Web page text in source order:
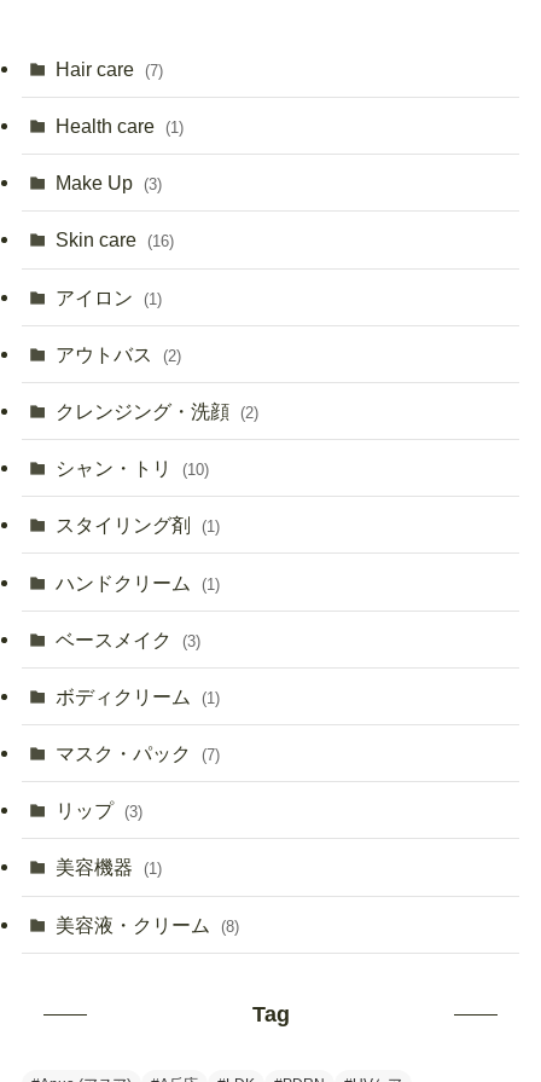
Hair care (7)
Health care (1)
Make Up (3)
Skin care (16)
アイロン (1)
アウトバス (2)
クレンジング・洗顔 (2)
シャン・トリ (10)
スタイリング剤 (1)
ハンドクリーム (1)
ベースメイク (3)
ボディクリーム (1)
マスク・パック (7)
リップ (3)
美容機器 (1)
美容液・クリーム (8)
Tag